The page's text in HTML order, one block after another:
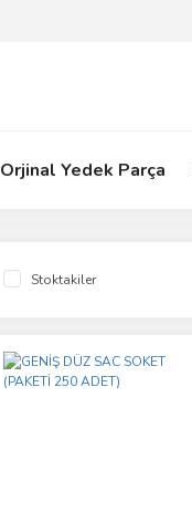
Orjinal Yedek Parça
Stoktakiler